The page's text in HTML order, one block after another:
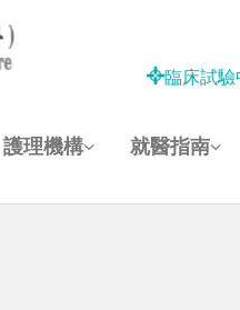
臨床試驗
護理機構 就醫指南